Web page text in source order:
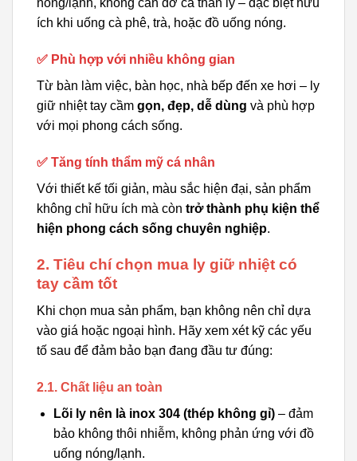
nóng/lạnh, không cần đỡ cả thân ly – đặc biệt hữu
ích khi uống cà phê, trà, hoặc đồ uống nóng.
✅ Phù hợp với nhiều không gian
Từ bàn làm việc, bàn học, nhà bếp đến xe hơi – ly
giữ nhiệt tay cầm gọn, đẹp, dễ dùng và phù hợp
với mọi phong cách sống.
✅ Tăng tính thẩm mỹ cá nhân
Với thiết kế tối giản, màu sắc hiện đại, sản phẩm
không chỉ hữu ích mà còn trở thành phụ kiện thể
hiện phong cách sống chuyên nghiệp.
2. Tiêu chí chọn mua ly giữ nhiệt có
tay cầm tốt
Khi chọn mua sản phẩm, bạn không nên chỉ dựa
vào giá hoặc ngoại hình. Hãy xem xét kỹ các yếu
tố sau để đảm bảo bạn đang đầu tư đúng:
2.1. Chất liệu an toàn
Lõi ly nên là inox 304 (thép không gỉ)– đảm
bảo không thôi nhiễm, không phản ứng với đồ
uống nóng/lạnh.